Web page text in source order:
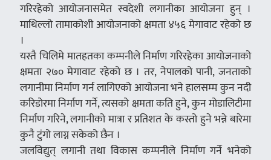
गरिरहेको आयोजनासमेत स्वदेशी लगानीका आयोजना हुन् ।
माथिल्लो तामाकोशी आयोजनाको क्षमता ४५६ मेगावाट रहेको छ
।
यस्तै चिलिमे मातहतका कम्पनीले निर्माण गरिरहेका आयोजनाको
क्षमता २७० मेगावाट रहेको छ । तर, नेपालको पानी, जनताको
लगानीमा निर्माण गर्न लागिएको आयोजना भने हालसम्म कुन नदी
करिडोरमा निर्माण गर्ने, त्यसको क्षमता कति हुने, कुन मोडालिटीमा
निर्माण गरिने, लगानीको मात्रा र प्रतिशत के कस्तो हुने भन्ने बारेमा
कुनै टुंगो लाग्न सकेको छैन ।
जलविद्युत् लगानी तथा विकास कम्पनीले निर्माण गर्ने भनेको